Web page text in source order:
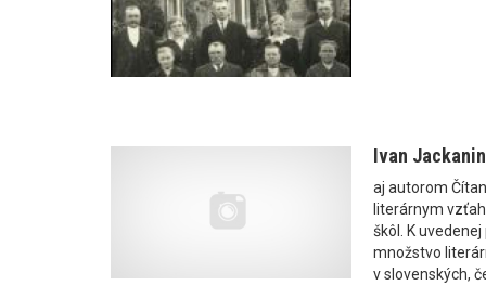
Ivan Jackanin
aj autorom
literárnym
škôl. K
množstvo
v slovenských,